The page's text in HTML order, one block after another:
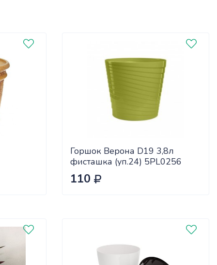
Горшок Верона D19 3,8л
фисташка (уп.24) 5PL0256
110